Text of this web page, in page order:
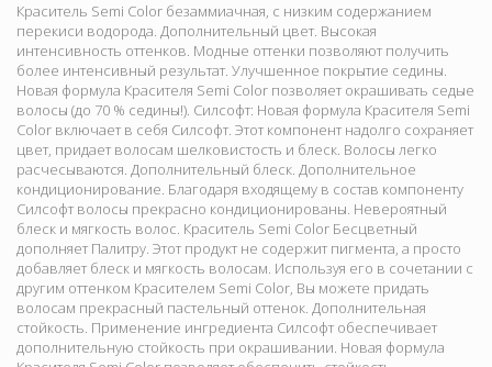
Краситель Semi Color безаммиачная, с низким содержанием
перекиси водорода. Дополнительный цвет. Высокая
интенсивность оттенков. Модные оттенки позволяют получить
более интенсивный результат. Улучшенное покрытие седины.
Новая формула Красителя Semi Color позволяет окрашивать седые
волосы (до 70 % седины!). Силсофт: Новая формула Красителя Semi
Color включает в себя Силсофт. Этот компонент надолго сохраняет
цвет, придает волосам шелковистость и блеск. Волосы легко
расчесываются. Дополнительный блеск. Дополнительное
кондиционирование. Благодаря входящему в состав компоненту
Силсофт волосы прекрасно кондиционированы. Невероятный
блеск и мягкость волос. Краситель Semi Color Бесцветный
дополняет Палитру. Этот продукт не содержит пигмента, а просто
добавляет блеск и мягкость волосам. Используя его в сочетании с
другим оттенком Красителем Semi Color, Вы можете придать
волосам прекрасный пастельный оттенок. Дополнительная
стойкость. Применение ингредиента Силсофт обеспечивает
дополнительную стойкость при окрашивании. Новая формула